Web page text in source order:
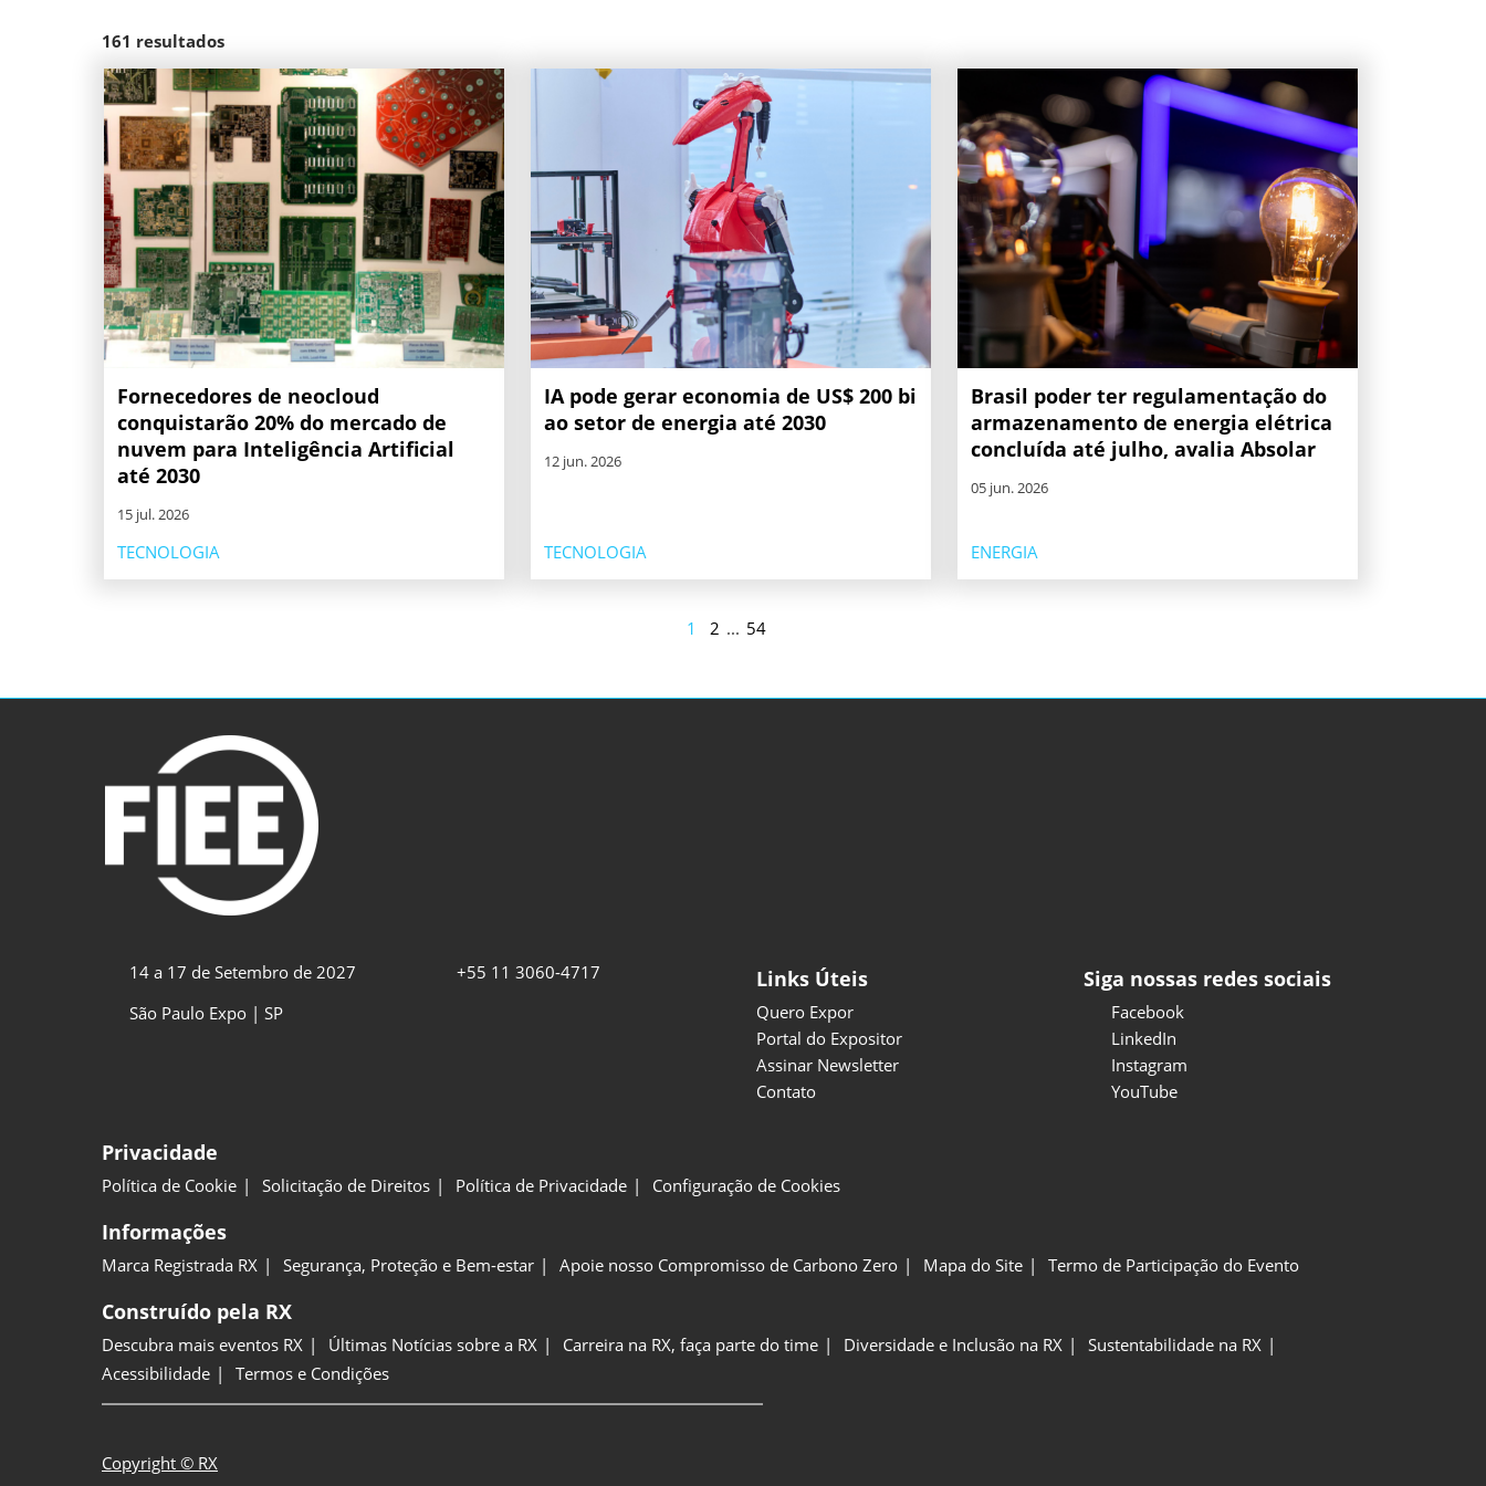
161 resultados
Fornecedores de neocloud
conquistarão 20% do mercado de
nuvem para Inteligência Artificial
até 2030
15 jul. 2026
TECNOLOGIA
IA pode gerar economia de US$ 200 bi
ao setor de energia até 2030
12 jun. 2026
TECNOLOGIA
Brasil poder ter regulamentação do
armazenamento de energia elétrica
concluída até julho, avalia Absolar
05 jun. 2026
ENERGIA
1 2 ... 54
14 a 17 de Setembro de 2027
São Paulo Expo | SP
+55 11 3060-4717 Links Úteis
Quero Expor
Portal do Expositor
Assinar Newsletter
Contato
Siga nossas redes sociais
Facebook
LinkedIn
Instagram
YouTube
Privacidade
Política de Cookie Solicitação de Direitos Política de Privacidade Configuração de Cookies
Informações
Marca Registrada RX Segurança, Proteção e Bem-estar Apoie nosso Compromisso de Carbono Zero Mapa do Site Termo de Participação do Evento
Construído pela RX
Descubra mais eventos RX Últimas Notícias sobre a RX Carreira na RX, faça parte do time Diversidade e Inclusão na RX
Sustentabilidade na RX
Acessibilidade
Termos e Condições
Copyright © RX